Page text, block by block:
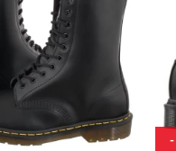
-